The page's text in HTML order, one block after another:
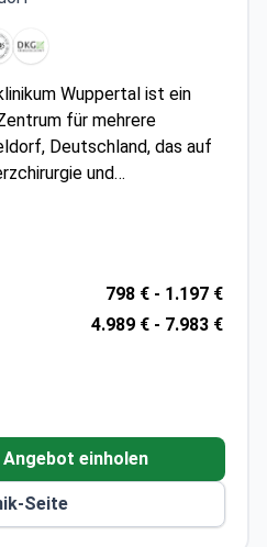
Wuppertal ist ein
für mehrere
Deutschland, das auf
und
ist. Das Krankenhaus
als auch Kinder und
den Staaten der
798 € - 1.197 €
4.989 € - 7.983 €
einholen
Seite